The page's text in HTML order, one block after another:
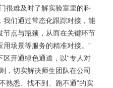
很难及时了解实验室里的科
我们通过常态化跟踪对接，能
节点与瓶颈，从而在关键环节
场景等服务的精准对接。”
开通绿色通道，以“专人对
，切实解决师生团队在公司
熟悉、找不到、跑不通”的实